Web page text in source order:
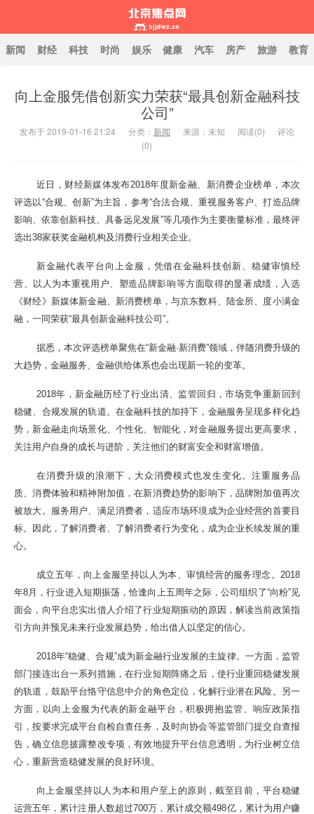
北京焦点网
新闻 财经 科技 时尚 娱乐 健康 汽车 房产 旅游 教育
向上金服凭借创新实力荣获“最具创新金融科技
公司”
发布于 2019-01-16 21:24 分类： 新闻 来源：未知 阅读(0)
评论
(0)
近日，财经新媒体发布2018年度新金融、新消费企业榜单，本次
评选以“合规、创新”为主旨，参考“合法合规、重视服务客户、打造品牌
影响、依靠创新科技、具备远见发展”等几项作为主要衡量标准，最终评
选出38家获奖金融机构及消费行业相关企业。
新金融代表平台向上金服，凭借在金融科技创新、稳健审慎经
营、以人为本重视用户、塑造品牌影响等方面取得的显著成绩，入选
《财经》新媒体新金融、新消费榜单，与京东数科、陆金所、度小满金
融，一同荣获“最具创新金融科技公司”。
据悉，本次评选榜单聚焦在“新金融·新消费”领域，伴随消费升级的
大趋势，金融服务、金融供给体系也会出现新一轮的变革。
2018年，新金融历经了行业出清、监管回归，市场竞争重新回到
稳健、合规发展的轨道。在金融科技的加持下，金融服务呈现多样化趋
势，新金融走向场景化、个性化、智能化，对金融服务提出更高要求，
关注用户自身的成长与进阶，关注他们的财富安全和财富增值。
在消费升级的浪潮下，大众消费模式也发生变化。注重服务品
质、消费体验和精神附加值，在新消费趋势的影响下，品牌附加值再次
被放大。服务用户、满足消费者，适应市场环境成为企业经营的首要目
标。因此，了解消费者、了解消费者行为变化，成为企业长续发展的重
心。
成立五年，向上金服坚持以人为本、审慎经营的服务理念。2018
年8月，行业进入短期振荡，恰逢向上五周年之际，公司组织了“向粉”见
面会，向平台忠实出借人介绍了行业短期振动的原因，解读当前政策指
引方向并预见未来行业发展趋势，给出借人以坚定的信心。
2018年“稳健、合规”成为新金融行业发展的主旋律。一方面，监管
部门接连出台一系列措施，在行业短期阵痛之后，使行业重回稳健发展
的轨道，鼓励平台恪守信息中介的角色定位，化解行业潜在风险。另一
方面，以向上金服为代表的新金融平台，积极拥抱监管、响应政策指
引，按要求完成平台自检自查任务，及时向协会等监管部门提交自查报
告，确立信息披露整改专项，有效地提升平台信息透明，为行业树立信
心，重新营造稳健发展的良好环境。
向上金服坚持以人为本和用户至上的原则，截至目前，平台稳健
运营五年，累计注册人数超过700万，累计成交额498亿，累计为用户赚